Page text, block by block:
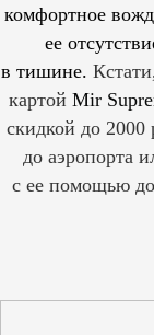
комфортное
ее
в тишине.
картой Mir
скидкой до 2000
до аэропорта
с ее помощью